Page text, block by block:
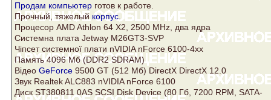
Продам компьютер готов к работе.
Прочный, тяжелый корпус
Процесор AMDAthlon 64 X2, 2500 MHz, два ядра
Системна плата Jetway M26GT3-SVP
Чiпсет системної плати nVIDIAnForce 6100-4xx
Память4096 Мб (DDR2SDRAM)
Вiдео GeForce 9500 GT (512 Мб) DirectX DirectX 12.0
Звук Realtek ALC883 nVIDIAnForce 6100
Диск ST380811 0AS SCSI Disk Device (80 Гб, 7200 RPM, SATA-